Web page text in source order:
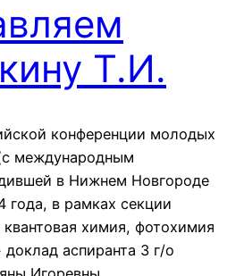
Т.И.
конференции молодых
международным
в Нижнем Новгороде
года, в рамках секции
квантовая химия, фотохимия
доклад аспиранта 3 г/о